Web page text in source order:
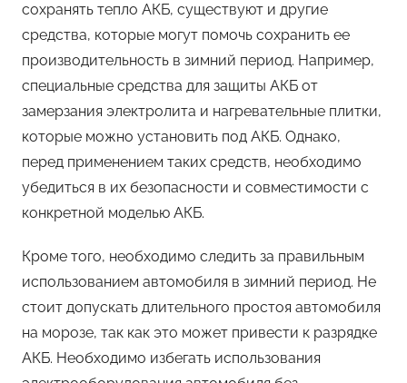
сохранять тепло АКБ, существуют и другие
средства, которые могут помочь сохранить ее
производительность в зимний период. Например,
специальные средства для защиты АКБ от
замерзания электролита и нагревательные плитки,
которые можно установить под АКБ. Однако,
перед применением таких средств, необходимо
убедиться в их безопасности и совместимости с
конкретной моделью АКБ.
Кроме того, необходимо следить за правильным
использованием автомобиля в зимний период. Не
стоит допускать длительного простоя автомобиля
на морозе, так как это может привести к разрядке
АКБ. Необходимо избегать использования